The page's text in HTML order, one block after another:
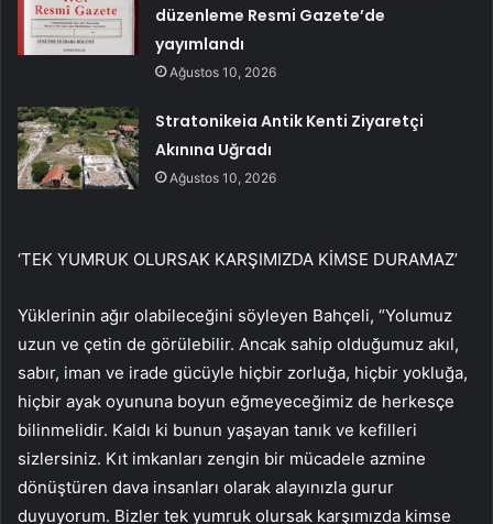
düzenleme Resmi Gazete’de
yayımlandı
Ağustos 10, 2026
Stratonikeia Antik Kenti Ziyaretçi
Akınına Uğradı
Ağustos 10, 2026
‘TEK YUMRUK OLURSAK KARŞIMIZDA KİMSE DURAMAZ’
Yüklerinin ağır olabileceğini söyleyen Bahçeli, “Yolumuz
uzun ve çetin de görülebilir. Ancak sahip olduğumuz akıl,
sabır, iman ve irade gücüyle hiçbir zorluğa, hiçbir yokluğa,
hiçbir ayak oyununa boyun eğmeyeceğimiz de herkesçe
bilinmelidir. Kaldı ki bunun yaşayan tanık ve kefilleri
sizlersiniz. Kıt imkanları zengin bir mücadele azmine
dönüştüren dava insanları olarak alayınızla gurur
duyuyorum. Bizler tek yumruk olursak karşımızda kimse